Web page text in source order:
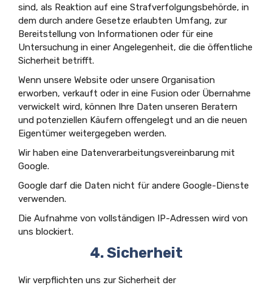
sind, als Reaktion auf eine Strafverfolgungsbehörde, in
dem durch andere Gesetze erlaubten Umfang, zur
Bereitstellung von Informationen oder für eine
Untersuchung in einer Angelegenheit, die die öffentliche
Sicherheit betrifft.
Wenn unsere Website oder unsere Organisation
erworben, verkauft oder in eine Fusion oder Übernahme
verwickelt wird, können Ihre Daten unseren Beratern
und potenziellen Käufern offengelegt und an die neuen
Eigentümer weitergegeben werden.
Wir haben eine Datenverarbeitungsvereinbarung mit
Google.
Google darf die Daten nicht für andere Google-Dienste
verwenden.
Die Aufnahme von vollständigen IP-Adressen wird von
uns blockiert.
4. Sicherheit
Wir verpflichten uns zur Sicherheit der